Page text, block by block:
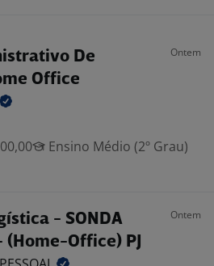
De
Office
Ontem
Ensino Médio (2º Grau)
- SONDA
Office) PJ
Ontem